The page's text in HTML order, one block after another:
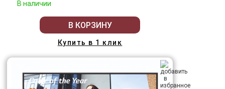
В наличии
В КОРЗИНУ
Купить в 1 клик